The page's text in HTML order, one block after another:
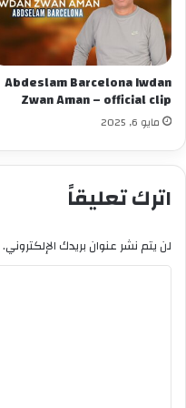
Abdeslam Barcelona Iwdan
Zwan Aman – official clip
مايو 6, 2025
اترك تعليقاً
لن يتم نشر عنوان بريدك الإلكتروني.